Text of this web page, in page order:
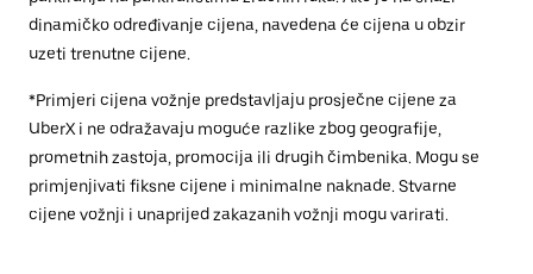
dinamičko određivanje cijena, navedena će cijena u obzir
uzeti trenutne cijene.
*Primjeri cijena vožnje predstavljaju prosječne cijene za
UberX i ne odražavaju moguće razlike zbog geografije,
prometnih zastoja, promocija ili drugih čimbenika. Mogu se
primjenjivati fiksne cijene i minimalne naknade. Stvarne
cijene vožnji i unaprijed zakazanih vožnji mogu varirati.